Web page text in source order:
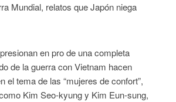
Mundial, relatos que Japón niega
en pro de una completa
de la guerra con Vietnam hacen
el tema de las “mujeres de confort”,
Kim Seo-kyung y Kim Eun-sung,